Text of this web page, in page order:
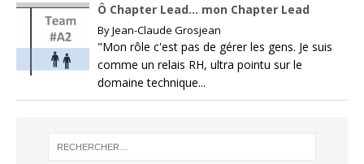
Ô Chapter Lead… mon Chapter Lead
ByJean-Claude Grosjean
"Mon rôle c'est pas de gérer les gens. Je suis
comme un relais RH, ultra pointu sur le
domaine technique...